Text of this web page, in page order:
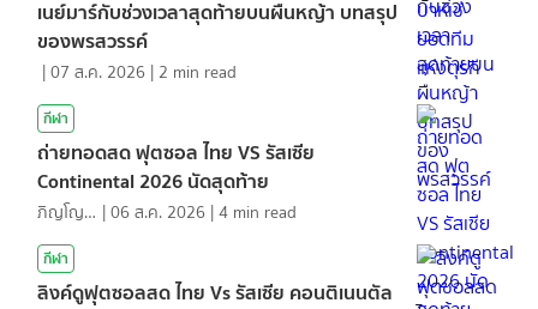
เนย์มาร์กับช่วงเวลาสุดท้ายบนผืนหญ้า บทสรุป
ของพรสวรรค์
|07 ส.ค. 2026 | 2 min read
กีฬา
ถ่ายทอดสด ฟุตซอล ไทย VS รัสเซีย
Continental 2026 นัดสุดท้าย
ภิญโญ ส่องแสง |06 ส.ค. 2026 |4 min read
กีฬา
ลิงค์ดูฟุตซอลสด ไทย Vs รัสเซีย คอนติเนนตัล